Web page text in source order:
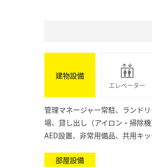
建物設備
エレベーター
管理マネージャー常駐、ランド
場、貸し出し（アイロン・掃除
AED設置、非常用備品、共用キ
部屋設備